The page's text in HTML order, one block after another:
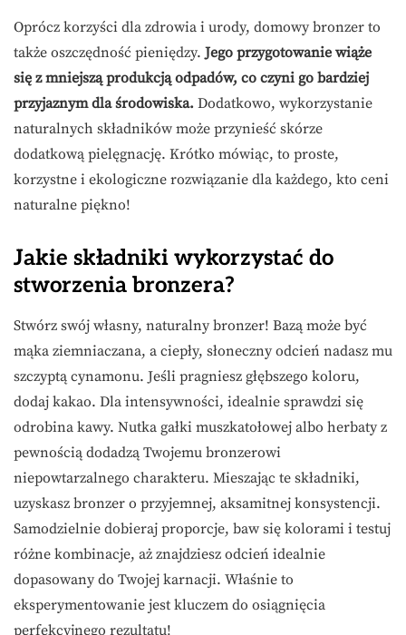
Oprócz korzyści dla zdrowia i urody, domowy bronzer to
także oszczędność pieniędzy.Jego przygotowanie wiąże
się z mniejszą produkcją odpadów, co czyni go bardziej
przyjaznym dla środowiska. Dodatkowo, wykorzystanie
naturalnych składników może przynieść skórze
dodatkową pielęgnację. Krótko mówiąc, to proste,
korzystne i ekologiczne rozwiązanie dla każdego, kto ceni
naturalne piękno!
Jakie składniki wykorzystać do
stworzenia bronzera?
Stwórz swój własny, naturalny bronzer! Bazą może być
mąka ziemniaczana, a ciepły, słoneczny odcień nadasz mu
szczyptą cynamonu. Jeśli pragniesz głębszego koloru,
dodaj kakao. Dla intensywności, idealnie sprawdzi się
odrobina kawy. Nutka gałki muszkatołowej albo herbaty z
pewnością dodadzą Twojemu bronzerowi
niepowtarzalnego charakteru. Mieszając te składniki,
uzyskasz bronzer o przyjemnej, aksamitnej konsystencji.
Samodzielnie dobieraj proporcje, baw się kolorami i testuj
różne kombinacje, aż znajdziesz odcień idealnie
dopasowany do Twojej karnacji. Właśnie to
eksperymentowanie jest kluczem do osiągnięcia
perfekcyjnego rezultatu!